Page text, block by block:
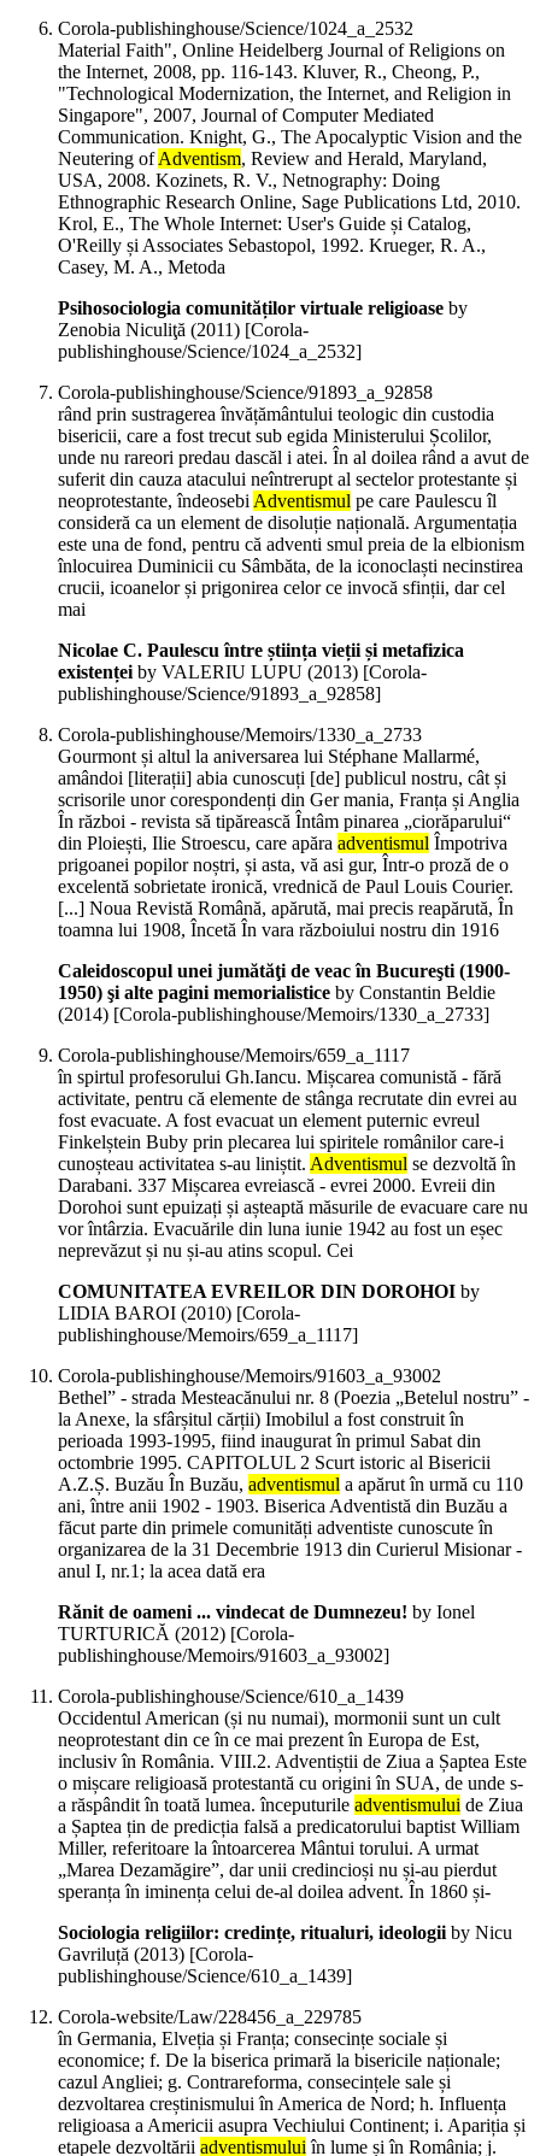
Corola-publishinghouse/Science/1024_a_2532
Material Faith", Online Heidelberg Journal of Religions on
the Internet, 2008, pp. 116-143. Kluver, R., Cheong, P.,
"Technological Modernization, the Internet, and Religion in
Singapore", 2007, Journal of Computer Mediated
Communication. Knight, G., The Apocalyptic Vision and the
Neutering ofAdventism, Review and Herald, Maryland,
USA, 2008. Kozinets, R. V., Netnography: Doing
Ethnographic Research Online, Sage Publications Ltd, 2010.
Krol, E., The Whole Internet: User's Guide și Catalog,
O'Reilly și Associates Sebastopol, 1992. Krueger, R. A.,
Casey, M. A., Metoda
Psihosociologia comunităților virtuale religioase by
Zenobia Niculiţă (2011) [Corola-
publishinghouse/Science/1024_a_2532]
Corola-publishinghouse/Science/91893_a_92858
rând prin sustragerea învățământului teologic din custodia
bisericii, care a fost trecut sub egida Ministerului Școlilor,
unde nu rareori predau dascăl i atei. În al doilea rând a avut de
suferit din cauza atacului neîntrerupt al sectelor protestante și
neoprotestante, îndeosebiAdventismul pe care Paulescu îl
consideră ca un element de disoluție națională. Argumentația
este una de fond, pentru că adventi smul preia de la elbionism
înlocuirea Duminicii cu Sâmbăta, de la iconoclaști necinstirea
crucii, icoanelor și prigonirea celor ce invocă sfinții, dar cel
mai
Nicolae C. Paulescu între știința vieții și metafizica
existențeiby VALERIU LUPU (2013) [Corola-
publishinghouse/Science/91893_a_92858]
Corola-publishinghouse/Memoirs/1330_a_2733
Gourmont și altul la aniversarea lui Stéphane Mallarmé,
amândoi [literații] abia cunoscuți [de] publicul nostru, cât și
scrisorile unor corespondenți din Ger mania, Franța și Anglia
În război - revista să tipărească Întâm pinarea „ciorăparului“
din Ploiești, Ilie Stroescu, care apăra adventismul Împotriva
prigoanei popilor noștri, și asta, vă asi gur, Într-o proză de o
excelentă sobrietate ironică, vrednică de Paul Louis Courier.
[...] Noua Revistă Română, apărută, mai precis reapărută, În
toamna lui 1908, Încetă În vara războiului nostru din 1916
Caleidoscopul unei jumătăţi de veac în Bucureşti (1900-
1950) şi alte pagini memorialistice by Constantin Beldie
(2014) [Corola-publishinghouse/Memoirs/1330_a_2733]
Corola-publishinghouse/Memoirs/659_a_1117
în spirtul profesorului Gh.Iancu. Mișcarea comunistă - fără
activitate, pentru că elemente de stânga recrutate din evrei au
fost evacuate. A fost evacuat un element puternic evreul
Finkelștein Buby prin plecarea lui spiritele românilor care-i
cunoșteau activitatea s-au liniștit. Adventismul se dezvoltă în
Darabani. 337 Mișcarea evreiască - evrei 2000. Evreii din
Dorohoi sunt epuizați și așteaptă măsurile de evacuare care nu
vor întârzia. Evacuările din luna iunie 1942 au fost un eșec
neprevăzut și nu și-au atins scopul. Cei
COMUNITATEA EVREILOR DIN DOROHOI by
LIDIA BAROI (2010) [Corola-
publishinghouse/Memoirs/659_a_1117]
Corola-publishinghouse/Memoirs/91603_a_93002
Bethel” - strada Mesteacănului nr. 8 (Poezia „Betelul nostru” -
la Anexe, la sfârșitul cărții) Imobilul a fost construit în
perioada 1993-1995, fiind inaugurat în primul Sabat din
octombrie 1995. CAPITOLUL 2 Scurt istoric al Bisericii
A.Z.Ș. Buzău În Buzău, adventismul a apărut în urmă cu 110
ani, între anii 1902 - 1903. Biserica Adventistă din Buzău a
făcut parte din primele comunități adventiste cunoscute în
organizarea de la 31 Decembrie 1913 din Curierul Misionar -
anul I, nr.1; la acea dată era
Rănit de oameni ... vindecat de Dumnezeu! by Ionel
TURTURICĂ (2012) [Corola-
publishinghouse/Memoirs/91603_a_93002]
Corola-publishinghouse/Science/610_a_1439
Occidentul American (și nu numai), mormonii sunt un cult
neoprotestant din ce în ce mai prezent în Europa de Est,
inclusiv în România. VIII.2. Adventiștii de Ziua a Șaptea Este
o mișcare religioasă protestantă cu origini în SUA, de unde s-
a răspândit în toată lumea. începuturile adventismului de Ziua
a Șaptea țin de predicția falsă a predicatorului baptist William
Miller, referitoare la întoarcerea Mântui torului. A urmat
„Marea Dezamăgire”, dar unii credincioși nu și-au pierdut
speranța în iminența celui de-al doilea advent. În 1860 și-
Sociologia religiilor: credințe, ritualuri, ideologiiby Nicu
Gavriluță (2013) [Corola-
publishinghouse/Science/610_a_1439]
Corola-website/Law/228456_a_229785
în Germania, Elveția și Franța; consecințe sociale și
economice; f. De la biserica primară la bisericile naționale;
cazul Angliei; g. Contrareforma, consecințele sale și
dezvoltarea creștinismului în America de Nord; h. Influența
religioasa a Americii asupra Vechiului Continent; i. Apariția și
etapele dezvoltării adventismuluiîn lume și în România; j.